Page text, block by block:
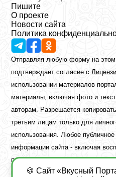
Пишите
О проекте
Новости сайта
Политика
Отправляя любую форму на этом
подтверждает согласие с
использовании материалов
материалы, включая фото и
авторам. Разрешается
третьим лицам только для
использования. Любое
информации сайта - включая
публикацию или обработку -
предварительного письменного
🍪 Сайт «Вкусный